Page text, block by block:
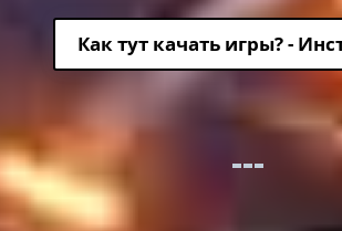
Как тут качать игры? -